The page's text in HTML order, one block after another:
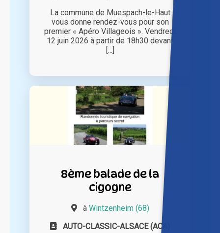
La commune de Muespach-le-Haut
vous donne rendez-vous pour son
premier « Apéro Villageois ». Vendredi
12 juin 2026 à partir de 18h30 devant
[...]
8ème balade de la
cigogne
à Wintzenheim (68)
AUTO-CLASSIC-ALSACE (ACA)